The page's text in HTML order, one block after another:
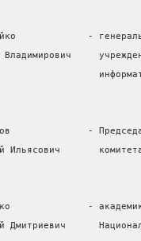
-
Владимирович
-
Ильясович
- академик-
Дмитриевич